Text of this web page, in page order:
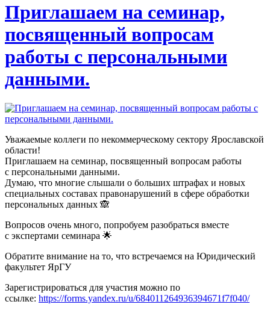
Приглашаем на семинар,
посвященный вопросам
работы с персональными
данными.
Уважаемые коллеги по некоммерческому сектору Ярославской
области!
Приглашаем на семинар, посвященный вопросам работы
с персональными данными.
Думаю, что многие слышали о больших штрафах и новых
специальных составах правонарушений в сфере обработки
персональных данных 🙈
Вопросов очень много, попробуем разобраться вместе
с экспертами семинара 🌟
Обратите внимание на то, что встречаемся на Юридический
факультет ЯрГУ
Зарегистрироваться для участия можно по
ссылке: https://forms.yandex.ru/u/684011264936394671f7f040/